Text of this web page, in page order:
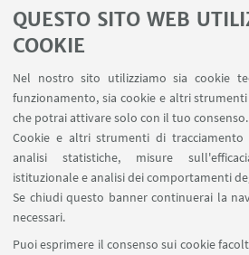
QUESTO SITO WEB
COOKIE
Nel nostro sito utilizziamo sia cookie
funzionamento, sia cookie e altri
che potrai attivare solo con il tuo consenso.
Cookie e altri strumenti di
analisi statistiche, misure
istituzionale e analisi dei comportamenti
Se chiudi questo banner continuerai la
necessari.
Puoi esprimere il consenso sui cookie